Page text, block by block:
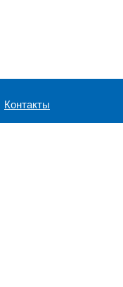
Контакты